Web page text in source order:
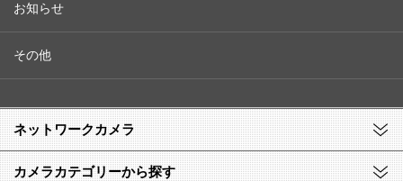
お知らせ
その他
ネットワークカメラ
カメラカテゴリーから探す